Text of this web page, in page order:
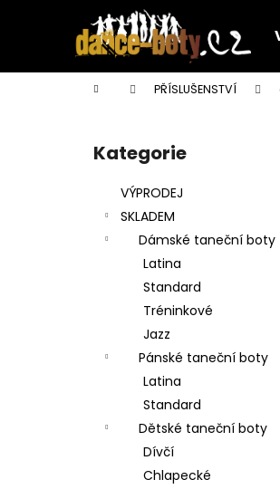
Domů PŘÍSLUŠENSTVÍ
Přeskočit
kategorie
Kategorie
VÝPRODEJ
SKLADEM
Dámské taneční boty
Latina
Standard
Tréninkové
Jazz
Pánské taneční boty
Latina
Standard
Dětské taneční boty
Dívčí
Chlapecké
í
Zpět
do
Zpět
do